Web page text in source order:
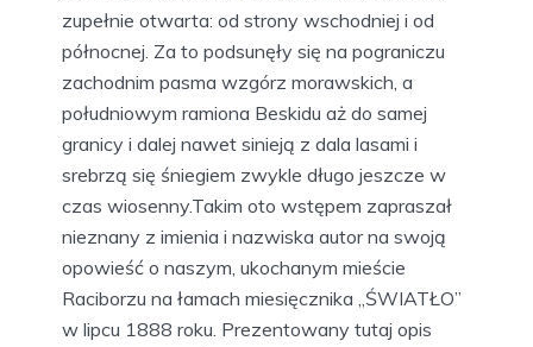
zupełnie otwarta: od strony wschodniej i od
północnej. Za to podsunęły się na pograniczu
zachodnim pasma wzgórz morawskich, a
południowym ramiona Beskidu aż do samej
granicy i dalej nawet sinieją z dala lasami i
srebrzą się śniegiem zwykle długo jeszcze w
czas wiosenny.Takim oto wstępem zapraszał
nieznany z imienia i nazwiska autor na swoją
opowieść o naszym, ukochanym mieście
Raciborzu na łamach miesięcznika „ŚWIATŁO”
w lipcu 1888 roku. Prezentowany tutaj opis